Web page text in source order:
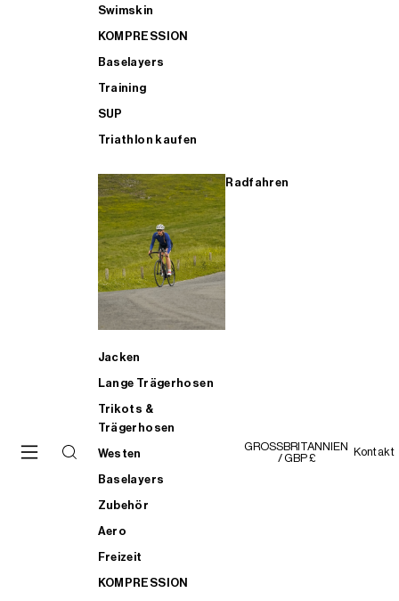
Swimskin
KOMPRESSION
Baselayers
Training
SUP
Triathlon kaufen
Radfahren
Jacken
Lange Trägerhosen
Trikots &
Trägerhosen
Westen
Baselayers
Zubehör
Aero
Freizeit
KOMPRESSION
GROSSBRITANNIEN
/ GBP £
Kontakt